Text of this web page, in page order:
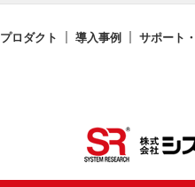
プロダクト 導入事例 サポート